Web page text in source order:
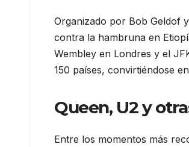
Organizado por Bob Geldof
contra la hambruna en
Wembley en Londres y el
150 países, convirtiéndose
Queen, U2 y
Entre los momentos más